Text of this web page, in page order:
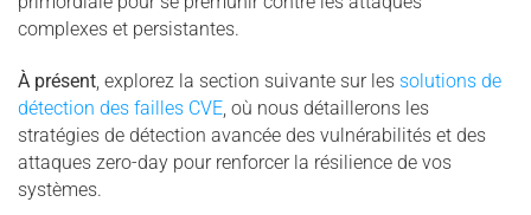
complexes et persistantes.
À présent , explorez la section suivante sur les solutions de
détection des failles CVE , où nous détaillerons les
stratégies de détection avancée des vulnérabilités et des
attaques zero-day pour renforcer la résilience de vos
systèmes.